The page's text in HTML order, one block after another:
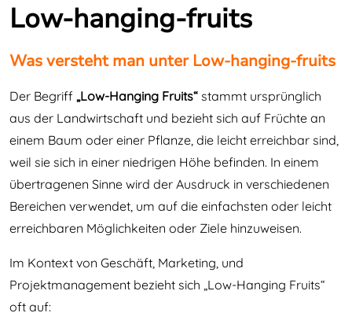
Low-hanging-fruits
Was versteht man unter Low-hanging-fruits
Der Begriff „Low-Hanging Fruits“ stammt ursprünglich
aus der Landwirtschaft und bezieht sich auf Früchte an
einem Baum oder einer Pflanze, die leicht erreichbar sind,
weil sie sich in einer niedrigen Höhe befinden. In einem
übertragenen Sinne wird der Ausdruck in verschiedenen
Bereichen verwendet, um auf die einfachsten oder leicht
erreichbaren Möglichkeiten oder Ziele hinzuweisen.
Im Kontext von Geschäft, Marketing, und
Projektmanagement bezieht sich „Low-Hanging Fruits“
oft auf: